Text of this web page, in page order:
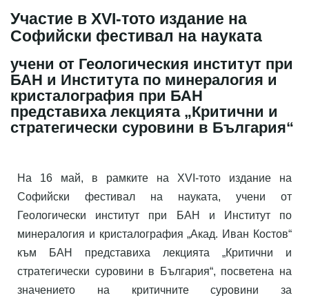
Участие в XVI-тото издание на
Софийски фестивал на науката
учени от Геологическия институт при
БАН и Института по минералогия и
кристалография при БАН
представиха лекцията „Критични и
стратегически суровини в България“
На 16 май, в рамките на XVI-тото издание на
Софийски фестивал на науката, учени от
Геологически институт при БАН и Институт по
минералогия и кристалография „Акад. Иван Костов“
към БАН представиха лекцията „Критични и
стратегически суровини в България“, посветена на
значението на критичните суровини за